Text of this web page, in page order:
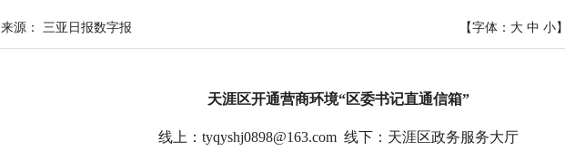
【字体： 大 中 小】
来源： 三亚日报数字报
天涯区开通营商环境“区委书记直通信箱”
线上：tyqyshj0898@163.com 线下：天涯区政务服务大厅